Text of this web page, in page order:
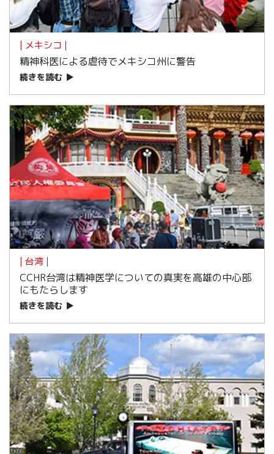
| メキシコ |
精神科医による虐待でメキシコ州に警告
続きを読む ▶
| 台湾 |
CCHR台湾は精神医学についての真実を高雄の中心部
にもたらします
続きを読む ▶